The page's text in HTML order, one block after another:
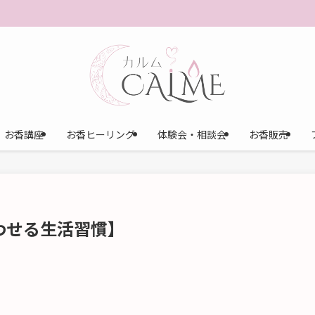
お香講座 お香ヒーリング 体験会・相談会 お香販売
る生活習慣】